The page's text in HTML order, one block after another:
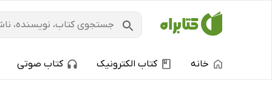
خانه کتاب الکترونیک کتاب صوتی